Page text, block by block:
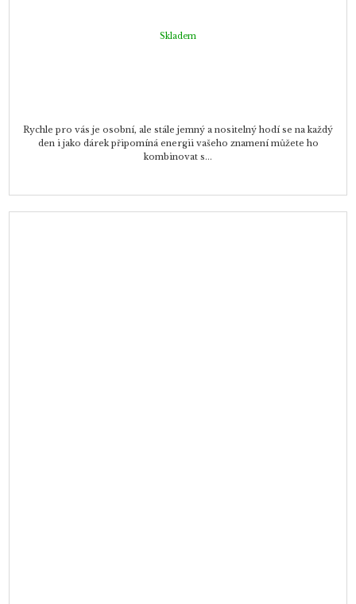
Skladem
Rychle pro vás je osobní, ale stále jemný a nositelný hodí se na každý
den i jako dárek připomíná energii vašeho znamení můžete ho
kombinovat s...